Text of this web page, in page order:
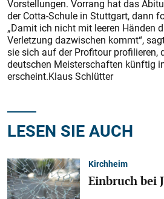
Vorstellungen. Vorrang hat das
der Cotta-Schule in Stuttgart, dann
„Damit ich nicht mit leeren Händen
Verletzung dazwischen kommt“,
sie sich auf der Profitour profilieren,
deutschen Meisterschaften künftig
erscheint.Klaus Schlütter
LESEN SIE AUCH
Kirchheim
Einbruch bei